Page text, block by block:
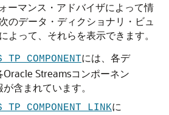
ーマンス・アドバイザによって情
のデータ・ディクショナリ・ビュ
よって、それらを表示できます。
には、各デ
Oracle Streamsコンポーネン
含まれています。
に